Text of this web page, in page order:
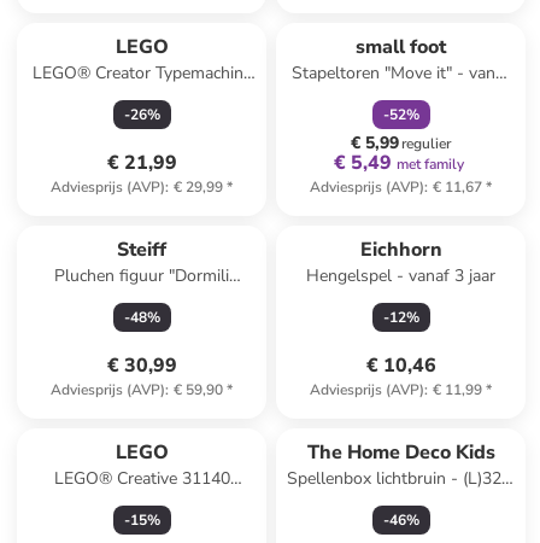
LEGO
LEGO® Creator Typemachine
met bloemen - vanaf 8 jaar
-26%
€ 21,99
Adviesprijs (AVP): € 29,99*
small foot
Stapeltoren "Move it" - vanaf
12 maanden
-52%
€ 5,99regulier
€ 5,49 met family
Adviesprijs (AVP): € 11,67*
Steiff
Pluchen figuur "Dormili
konijn" - vanaf 3 jaar
-48%
€ 30,99
Adviesprijs (AVP): € 59,90*
Eichhorn
Hengelspel - vanaf 3 jaar
-12%
€ 10,46
Adviesprijs (AVP): € 11,99*
LEGO
LEGO® Creative 31140
Magische Eenhoorn - vanaf 7
jaar
-15%
The Home Deco Kids
Spellenbox lichtbruin - (L)32,5
x (B)32,5 cm
-46%